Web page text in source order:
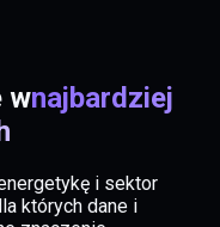
wnajbardziej
i sektor
których dane i